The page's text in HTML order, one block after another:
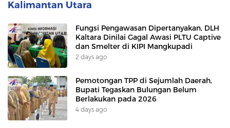
Kalimantan Utara
Fungsi Pengawasan Dipertanyakan, DLH
Kaltara Dinilai Gagal Awasi PLTU Captive
dan Smelter di KIPI Mangkupadi
2 days ago
Pemotongan TPP di Sejumlah Daerah,
Bupati Tegaskan Bulungan Belum
Berlakukan pada 2026
4 days ago